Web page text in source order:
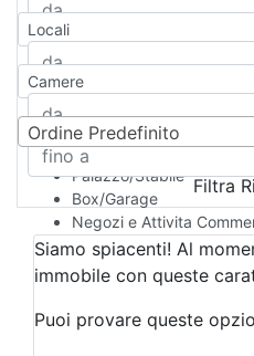
Attico/Mansarda
Rustico/Casale
Camera d'Albergo
Multiproprietà
Palazzo/Stabile
Box/Garage
Negozi e Attivita
Qualsiasi
Attività/Licenza
Azienda Agricola
Bar/Ristorante
Locali
Camere
Ordine Predefinito
Filtra
Siamo spiacenti! Al
immobile con queste
Puoi provare queste